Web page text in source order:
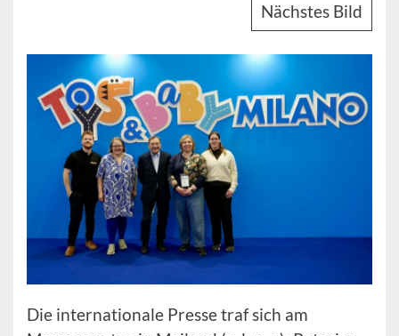
Nächstes Bild
Die internationale Presse traf sich am